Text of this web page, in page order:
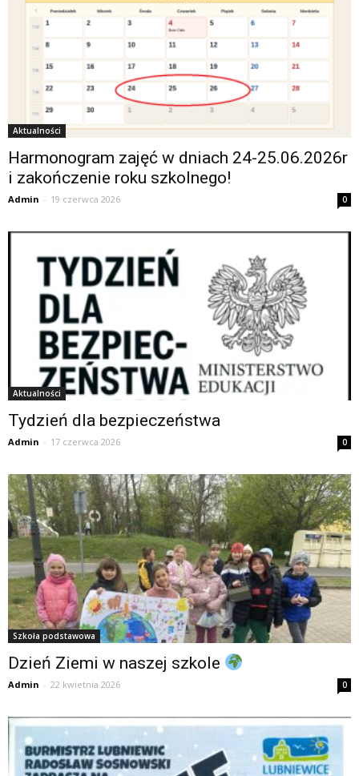
Aktualności
Harmonogram zajęć w dniach 24-25.06.2026r
i zakończenie roku szkolnego!
Admin - 19 czerwca 2026 0
Aktualności
Tydzień dla bezpieczeństwa
Admin - 17 czerwca 2026 0
Szkoła podstawowa
Dzień Ziemi w naszej szkole
Admin - 22 kwietnia 2026 0